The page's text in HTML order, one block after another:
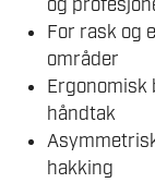
og
For rask og
områder
Ergonomisk
håndtak
hakking